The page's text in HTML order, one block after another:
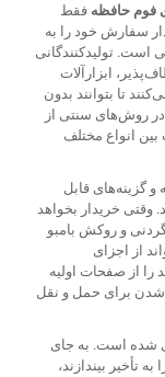
فوم حافظه فقط
سفارش خود را به
است. تولیدکنندگانی
ابزارآلات
تا بتوانند بدون
در روش‌های سنتی از
انواع مختلف
گزینه‌های قابل
وقتی خریدار بخواهد
و روکش بامبو
از اجزای
را از صفحات اولیه
برای حمل و نقل
شده است. به جای
تأخیر بیندازند،